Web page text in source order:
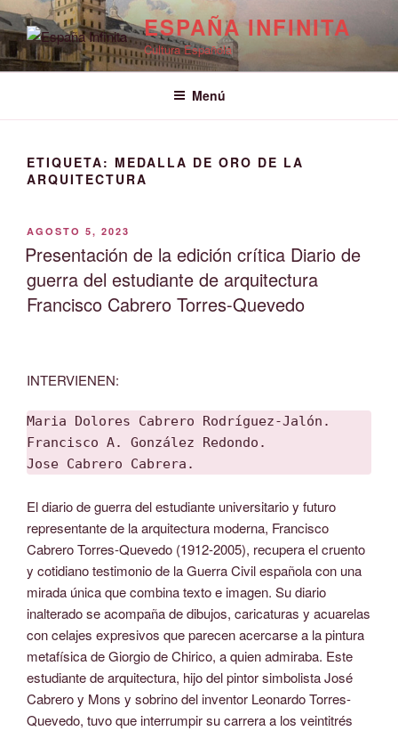
Saltar
al
contenido
ESPAÑA INFINITA
Cultura Española
Menú
ETIQUETA: MEDALLA DE ORO DE LA
ARQUITECTURA
PUBLICADO
EL
AGOSTO 5, 2023
Presentación de la edición crítica Diario de
guerra del estudiante de arquitectura
Francisco Cabrero Torres-Quevedo
INTERVIENEN:
Maria Dolores Cabrero Rodríguez-Jalón.
Francisco A. González Redondo.
Jose Cabrero Cabrera.
El diario de guerra del estudiante universitario y futuro
representante de la arquitectura moderna, Francisco
Cabrero Torres-Quevedo (1912-2005), recupera el cruento
y cotidiano testimonio de la Guerra Civil española con una
mirada única que combina texto e imagen. Su diario
inalterado se acompaña de dibujos, caricaturas y acuarelas
con celajes expresivos que parecen acercarse a la pintura
metafísica de Giorgio de Chirico, a quien admiraba. Este
estudiante de arquitectura, hijo del pintor simbolista José
Cabrero y Mons y sobrino del inventor Leonardo Torres-
Quevedo, tuvo que interrumpir su carrera a los veintitrés